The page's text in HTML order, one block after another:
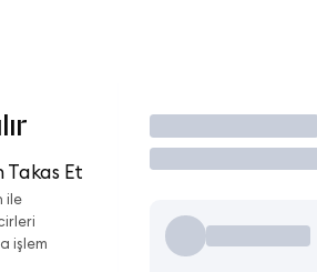
Takas Et
ile
işlem
İşlem Yap